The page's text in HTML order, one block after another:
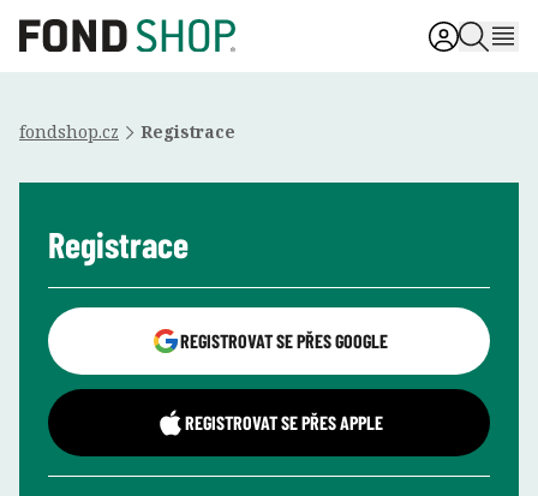
fondshop.cz Registrace
Registrace
REGISTROVAT SE PŘES GOOGLE
REGISTROVAT SE PŘES APPLE